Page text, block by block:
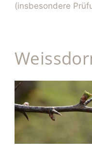
(insbesondere